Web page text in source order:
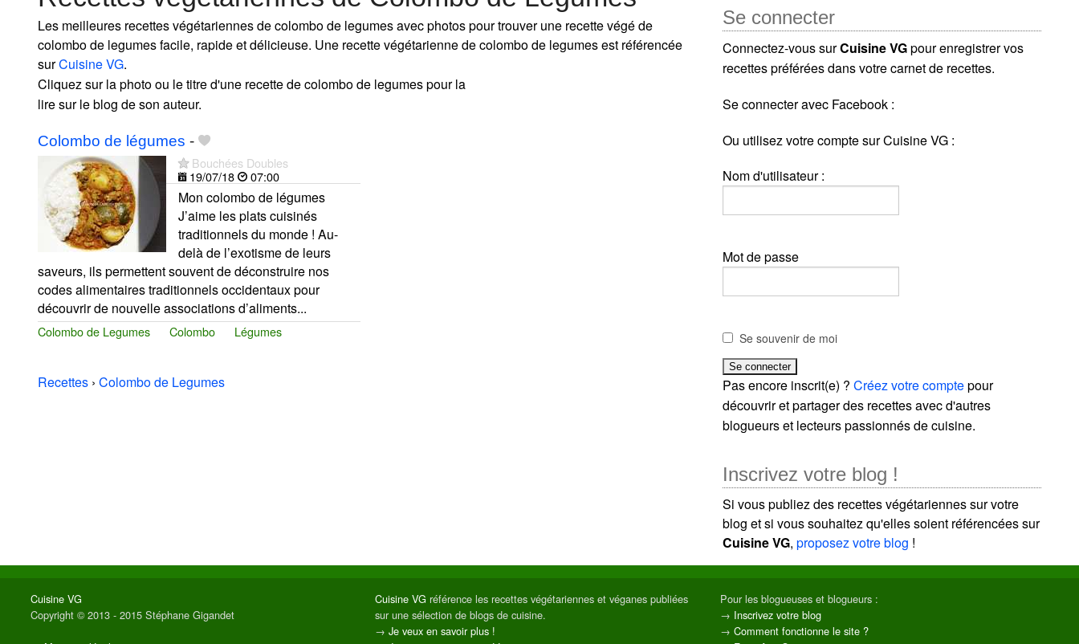
Les meilleures recettes végétariennes de colombo de legumes avec photos pour trouver une recette végé de
colombo de legumes facile, rapide et délicieuse. Une recette végétarienne de colombo de legumes est référencée
surCuisine VG.
Cliquez sur la photo ou le titre d'une recette de colombo de legumes pour la
lire sur le blog de son auteur.
Colombo de légumes -
Bouchées Doubles
19/07/18
07:00
Mon colombo de légumes
J’aime les plats cuisinés
traditionnels du monde ! Au-
delà de l’exotisme de leurs
saveurs, ils permettent souvent de déconstruire nos
codes alimentaires traditionnels occidentaux pour
découvrir de nouvelle associations d’aliments...
Colombo de Legumes Colombo Légumes
Recettes › Colombo de Legumes
Se connecter
Connectez-vous surCuisine VGpour enregistrer vos
recettes préférées dans votre carnet de recettes.
Se connecter avec Facebook :
Ou utilisez votre compte sur Cuisine VG :
Nom d'utilisateur :
Mot de passe
Se souvenir de moi
Pas encore inscrit(e) ?Créez votre comptepour
découvrir et partager des recettes avec d'autres
blogueurs et lecteurs passionnés de cuisine.
Inscrivez votre blog !
Si vous publiez des recettes végétariennes sur votre
blog et si vous souhaitez qu'elles soient référencées sur
Cuisine VG,proposez votre blog !
Cuisine VG
Copyright © 2013 - 2015 Stéphane Gigandet
Cuisine VG référence les recettes végétariennes et véganes publiées
sur une sélection de blogs de cuisine.
→Je veux en savoir plus !
Pour les blogueuses et blogueurs :
→ Inscrivez votre blog
→ Comment fonctionne le site ?